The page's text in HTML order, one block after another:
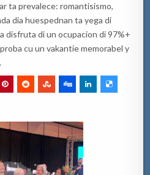
ta prevalece: romantisismo,
dia huespednan ta yega di
disfruta di un ocupacion di 97%+
cu un vakantie memorabel y